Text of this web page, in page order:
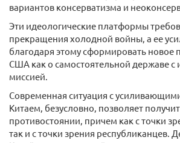
вариантов консерватизма и
Эти идеологические платформы
прекращения холодной войны, а ее
благодаря этому сформировать новое
США как о самостоятельной державе с
миссией.
Современная ситуация с
Китаем, безусловно, позволяет
противостоянии, причем как с точки
так и с точки зрения республиканцев.